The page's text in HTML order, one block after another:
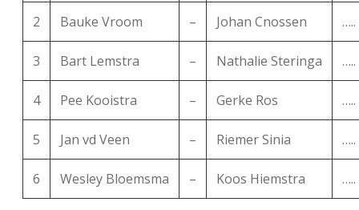
2 Bauke Vroom – Johan Cnossen …..
3 Bart Lemstra – Nathalie Steringa …..
4 Pee Kooistra – Gerke Ros …..
5 Jan vd Veen – Riemer Sinia …..
6 Wesley Bloemsma – Koos Hiemstra …..